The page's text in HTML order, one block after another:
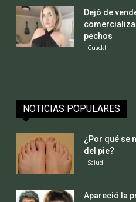
Dejó de
pechos
Cuack!
NOTICIAS POPULARES
¿Por qué se
del pie?
Salud
Apareció la